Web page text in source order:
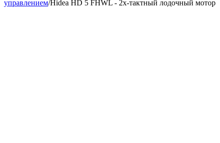
управлением/Hidea HD 5 FHWL - 2х-тактный лодочный мотор